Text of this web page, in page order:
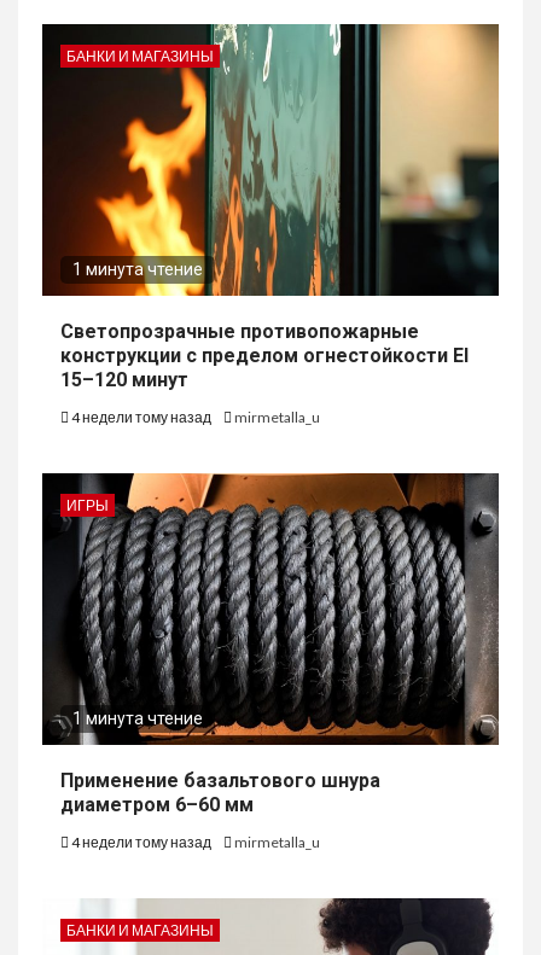
БАНКИ И МАГАЗИНЫ
1 минута чтение
Светопрозрачные противопожарные
конструкции с пределом огнестойкости EI
15–120 минут
4 недели тому назад mirmetalla_u
ИГРЫ
1 минута чтение
Применение базальтового шнура
диаметром 6–60 мм
4 недели тому назад mirmetalla_u
БАНКИ И МАГАЗИНЫ